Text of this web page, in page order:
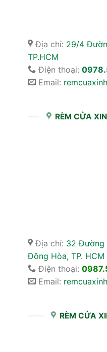
Địa chỉ: 29/4
TP.HCM
Điện thoại:
Email:
RÈM CỬA
Địa chỉ: 32 Đường
Đông Hòa, TP. HCM
Điện thoại:
Email:
RÈM CỬA